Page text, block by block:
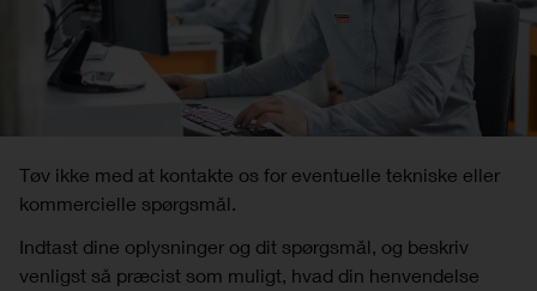
Tøv ikke med at kontakte os for eventuelle tekniske eller
kommercielle spørgsmål.
Indtast dine oplysninger og dit spørgsmål, og beskriv
venligst så præcist som muligt, hvad din henvendelse